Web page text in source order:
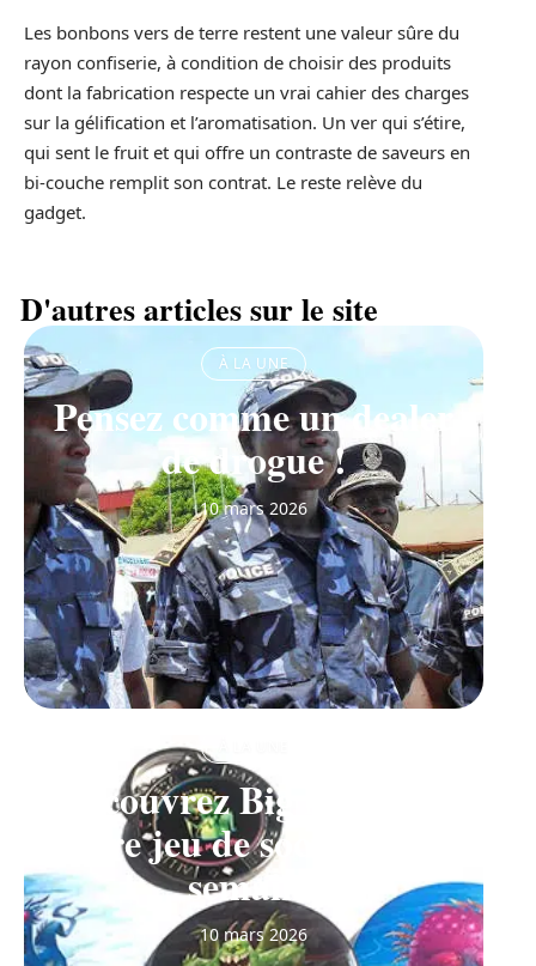
Les bonbons vers de terre restent une valeur sûre du
rayon confiserie, à condition de choisir des produits
dont la fabrication respecte un vrai cahier des charges
sur la gélification et l’aromatisation. Un ver qui s’étire,
qui sent le fruit et qui offre un contraste de saveurs en
bi-couche remplit son contrat. Le reste relève du
gadget.
D'autres articles sur le site
À LA UNE
Pensez comme un dealer
de drogue !
10 mars 2026
Découvrez Big Monster,
notre jeu de société de la
semaine
10 mars 2026